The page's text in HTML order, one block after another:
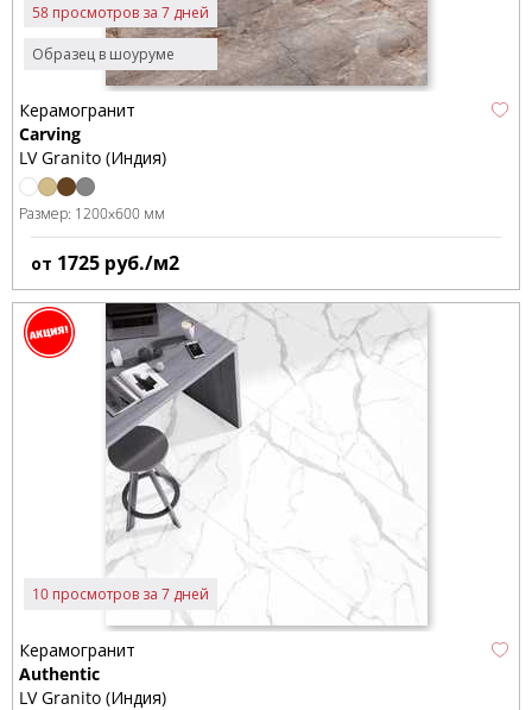
Образец в шоуруме
58 просмотров за 7 дней
Керамогранит
Carving
LV Granito (Индия)
Размер: 1200x600 мм
от 1725 руб./м2
10 просмотров за 7 дней
Керамогранит
Authentic
LV Granito (Индия)